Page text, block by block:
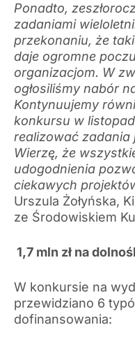
Ponadto,
zadaniami
przekonaniu, że
daje ogromne
organizacjom. W
ogłosiliśmy nabór
Kontynuujemy
konkursu w
realizować zadania
Wierzę, że
udogodnienia
ciekawych
Urszula Żołyńska,
ze Środowiskiem
1,7 mln zł na
W konkursie na
przewidziano 6
dofinansowania: